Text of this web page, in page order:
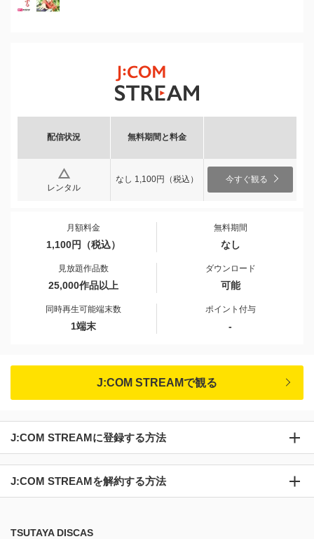
配信状況 無料期間と料金
レンタル
なし 1,100円（税込） 今すぐ観る
月額料金
1,100円（税込）
無料期間
なし
見放題作品数
25,000作品以上
ダウンロード
可能
同時再生可能端末数
1端末
ポイント付与
-
J:COM STREAMで観る
J:COM STREAMに登録する方法
J:COM STREAMを解約する方法
TSUTAYA DISCAS